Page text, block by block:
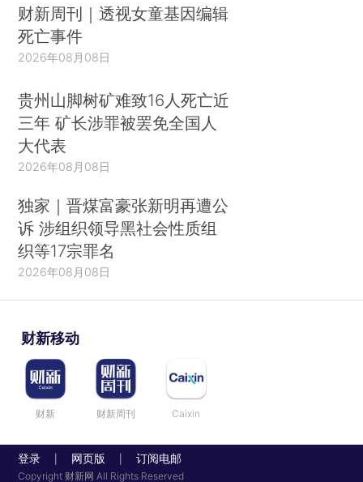
财新周刊｜透视女童基因编辑
死亡事件
2026年08月08日
贵州山脚树矿难致16人死亡近
三年 矿长涉罪被罢免全国人
大代表
2026年08月08日
独家｜晋煤富豪张新明再遭公
诉 涉组织领导黑社会性质组
织等17宗罪名
2026年08月08日
财新移动
财新 财新周刊 Caixin
登录 网页版 订阅电邮
Copyright 财新网 All Rights Reserved